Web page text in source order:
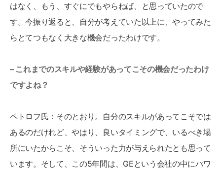
はなく、もう、すぐにでもやらねば、と思っていたので
す。今振り返ると、自分が考えていた以上に、やってみた
らとてつもなく大きな機会だったわけです。
– これまでのスキルや経験があってこその機会だったわけ
ですよね？
ペトロフ氏：そのとおり。自分のスキルがあってこそでは
あるのだけれど、やはり、良いタイミングで、いるべき場
所にいたからこそ、そういった力が与えられたとも思って
います。そして、この5年間は、GEという会社の中にパワ